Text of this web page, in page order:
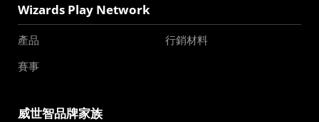
Wizards Play Network
產品
行銷材料
賽事
威世智品牌家族